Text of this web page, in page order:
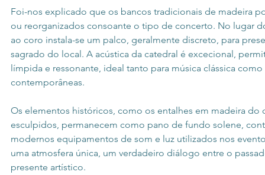
Foi-nos explicado que os bancos tradicionais de madeira
ou reorganizados consoante o tipo de concerto. No lugar
ao coro instala-se um palco, geralmente discreto, para
sagrado do local. A acústica da catedral é excecional,
límpida e ressonante, ideal tanto para música clássica
contemporâneas.
Os elementos históricos, como os entalhes em madeira do
esculpidos, permanecem como pano de fundo solene,
modernos equipamentos de som e luz utilizados nos
uma atmosfera única, um verdadeiro diálogo entre o
presente artístico.